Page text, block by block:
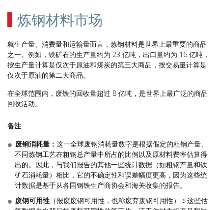
炼钢材料市场
就生产量、消费量和运输量而言，炼钢材料是世界上最重要的商品
之一。例如，铁矿石的生产量约为 23 亿吨，出口量约为 16 亿吨，
按生产量计算是仅次于原油和煤炭的第三大商品，按交易量计算是
仅次于原油的第二大商品。
在全球范围内，废铁的回收量超过 8 亿吨，是世界上最广泛的商品
回收活动。
备注
废钢消耗量： 这一全球废钢消耗量数字是根据假定的粗钢产量、
不同炼钢工艺在粗钢总产量中所占的比例以及原材料费率估算得
出的。因此，与我们报告的其他一些统计数据（如粗钢产量和铁
矿石消耗量）相比，它的不确定性和误差幅度更高，因为这些统
计数据是基于从各国钢铁生产商协会和海关收集的报告。
废钢可用性 （报废废钢可用性，也称废弃废钢可用性） ： 这些估